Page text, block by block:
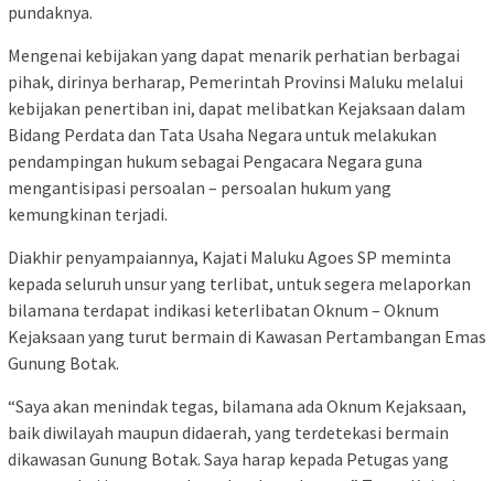
pundaknya.
Mengenai kebijakan yang dapat menarik perhatian berbagai
pihak, dirinya berharap, Pemerintah Provinsi Maluku melalui
kebijakan penertiban ini, dapat melibatkan Kejaksaan dalam
Bidang Perdata dan Tata Usaha Negara untuk melakukan
pendampingan hukum sebagai Pengacara Negara guna
mengantisipasi persoalan – persoalan hukum yang
kemungkinan terjadi.
Diakhir penyampaiannya, Kajati Maluku Agoes SP meminta
kepada seluruh unsur yang terlibat, untuk segera melaporkan
bilamana terdapat indikasi keterlibatan Oknum – Oknum
Kejaksaan yang turut bermain di Kawasan Pertambangan Emas
Gunung Botak.
“Saya akan menindak tegas, bilamana ada Oknum Kejaksaan,
baik diwilayah maupun didaerah, yang terdetekasi bermain
dikawasan Gunung Botak. Saya harap kepada Petugas yang